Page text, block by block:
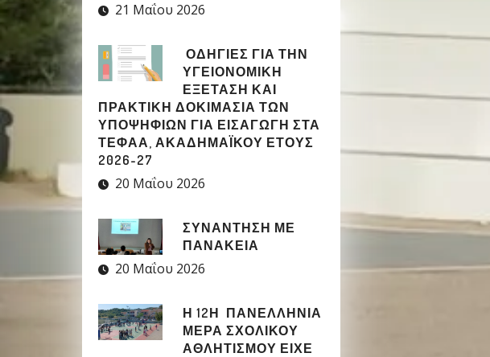
21 Μαΐου 2026
ΟΔΗΓΙΕΣ ΓΙΑ ΤΗΝ
ΥΓΕΙΟΝΟΜΙΚΗ
ΕΞΕΤΑΣΗ ΚΑΙ
ΠΡΑΚΤΙΚΗ ΔΟΚΙΜΑΣΙΑ ΤΩΝ
ΥΠΟΨΗΦΙΩΝ ΓΙΑ ΕΙΣΑΓΩΓΗ ΣΤΑ
ΤΕΦΑΑ, ΑΚΑΔΗΜΑΪΚΟΥ ΕΤΟΥΣ
2026-27
20 Μαΐου 2026
ΣΥΝΑΝΤΗΣΗ ΜΕ
ΠΑΝΑΚΕΙΑ
20 Μαΐου 2026
Η 12Η ΠΑΝΕΛΛΉΝΙΑ
ΜΈΡΑ ΣΧΟΛΙΚΟΎ
ΑΘΛΗΤΙΣΜΟΎ ΕΊΧΕ